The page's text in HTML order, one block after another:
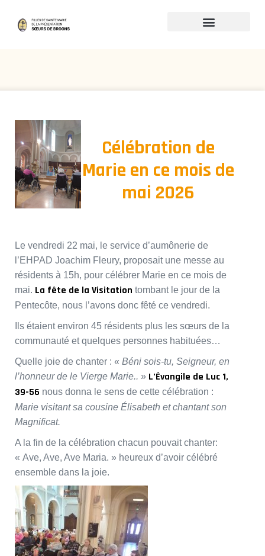
Célébration de
Marie en ce mois de
mai 2026
Le vendredi 22 mai, le service d’aumônerie de
l’EHPAD Joachim Fleury, proposait une messe au
résidents à 15h, pour célébrer Marie en ce mois de
mai. La fête de la Visitation tombant le jour de la
Pentecôte, nous l’avons donc fêté ce vendredi.
Ils étaient environ 45 résidents plus les sœurs de la
communauté et quelques personnes habituées…
Quelle joie de chanter : « Béni sois-tu, Seigneur, en
l’honneur de le Vierge Marie.. » L’Évangile de Luc 1,
39-56 nous donna le sens de cette célébration :
Marie visitant sa cousine Élisabeth et chantant son
Magnificat.
A la fin de la célébration chacun pouvait chanter:
« Ave, Ave, Ave Maria. » heureux d’avoir célébré
ensemble dans la joie.